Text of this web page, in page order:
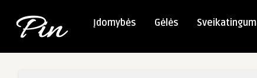
Įdomybės Gėlės